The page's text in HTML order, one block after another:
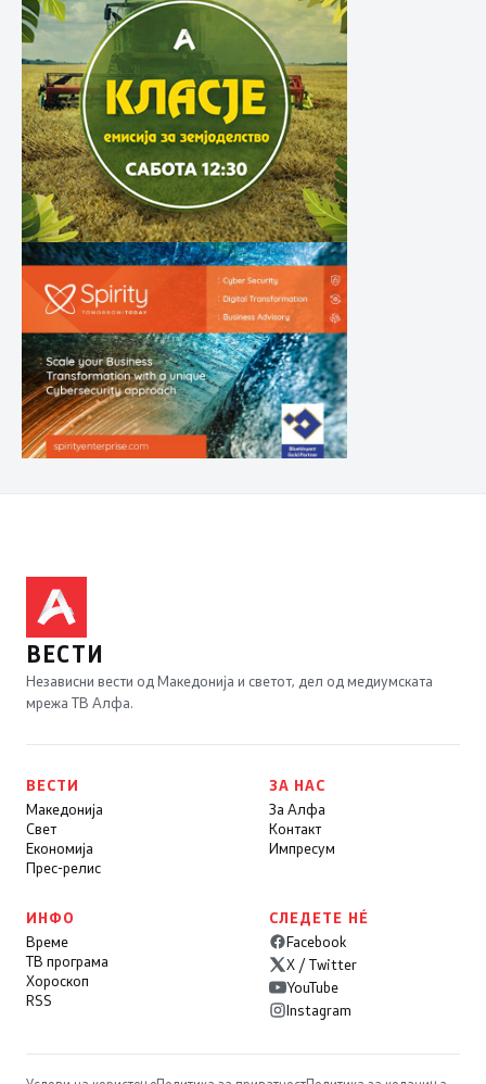
ВЕСТИ
Независни вести од Македонија и светот, дел од медиумската
мрежа ТВ Алфа.
ВЕСТИ
Македонија
Свет
Економија
Прес-релис
ЗА НАС
За Алфа
Контакт
Импресум
ИНФО
Време
ТВ програма
Хороскоп
RSS
СЛЕДЕТЕ НÉ
Facebook
X / Twitter
YouTube
Instagram